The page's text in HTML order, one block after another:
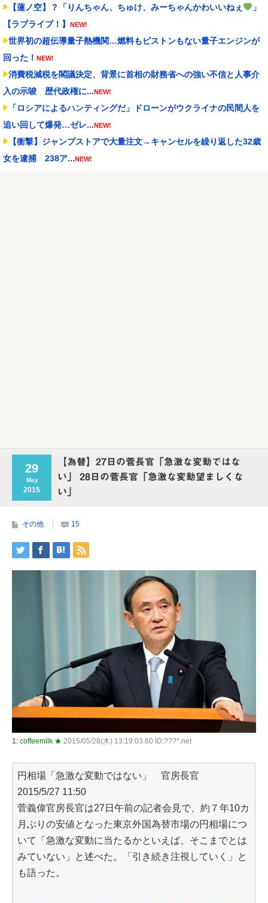
【蓮ノ空】？「りんちゃん、ちゅけ、みーちゃんかわいいねぇ
」
【ラブライブ！】
NEW!
世界初の超伝導量子熱機関…燃料もピストンもない量子エンジンが
回った！ NEW!
消費税減税を閣議決定、背景に首相の財務省への強い不信と人事介
入の示唆 歴代政権に...NEW!
「ロシアによるハンティングだ」ドローンがウクライナの民間人を
追い回して爆発…ゼレ...NEW!
【衝撃】ジャンプストアで大量注文→キャンセルを繰り返した32歳
女を逮捕 238ア...NEW!
29
May
2015
【為替】27日の菅長官「急激な変動ではな
い」 28日の菅長官「急激な変動望ましくな
い」
その他 15
1: coffeemilk ★ 2015/05/28(木) 13:19:03.60 ID:???*.net
円相場「急激な変動ではない」 官房長官
2015/5/27 11:50
菅義偉官房長官は27日午前の記者会見で、約７年10カ
月ぶりの安値となった東京外国為替市場の円相場につ
いて「急激な変動に当たるかといえば、そこまでとは
みていない」と述べた。「引き続き注視していく」と
も語った。